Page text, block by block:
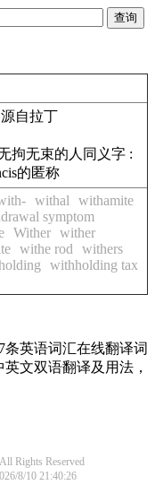
源自拉丁
拘无束的人 同义字 :
的匿称
withal
withamite
symptom
Wither wither
withe rod
withers
withholding tax
条英语词汇在线翻译词
文双语翻译及用法，
Rights Reserved
8/10 21:40:26